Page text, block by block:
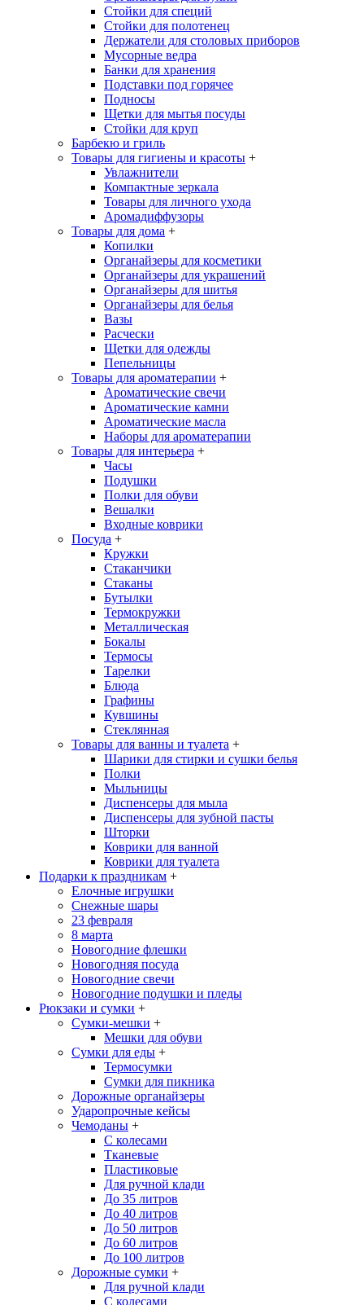
Стойки для специй
Стойки для полотенец
Держатели для столовых приборов
Мусорные ведра
Банки для хранения
Подставки под горячее
Подносы
Щетки для мытья посуды
Стойки для круп
Барбекю и гриль
Товары для гигиены и красоты +
Увлажнители
Компактные зеркала
Товары для личного ухода
Аромадиффузоры
Товары для дома +
Копилки
Органайзеры для косметики
Органайзеры для украшений
Органайзеры для шитья
Органайзеры для белья
Вазы
Расчески
Щетки для одежды
Пепельницы
Товары для ароматерапии +
Ароматические свечи
Ароматические камни
Ароматические масла
Наборы для ароматерапии
Товары для интерьера +
Часы
Подушки
Полки для обуви
Вешалки
Входные коврики
Посуда +
Кружки
Стаканчики
Стаканы
Бутылки
Термокружки
Металлическая
Бокалы
Термосы
Тарелки
Блюда
Графины
Кувшины
Стеклянная
Товары для ванны и туалета +
Шарики для стирки и сушки белья
Полки
Мыльницы
Диспенсеры для мыла
Диспенсеры для зубной пасты
Шторки
Коврики для ванной
Коврики для туалета
Подарки к праздникам +
Елочные игрушки
Снежные шары
23 февраля
8 марта
Новогодние флешки
Новогодняя посуда
Новогодние свечи
Новогодние подушки и пледы
Рюкзаки и сумки +
Сумки-мешки +
Мешки для обуви
Сумки для еды +
Термосумки
Сумки для пикника
Дорожные органайзеры
Ударопрочные кейсы
Чемоданы +
С колесами
Тканевые
Пластиковые
Для ручной клади
До 35 литров
До 40 литров
До 50 литров
До 60 литров
До 100 литров
Дорожные сумки +
Для ручной клади
С колесами